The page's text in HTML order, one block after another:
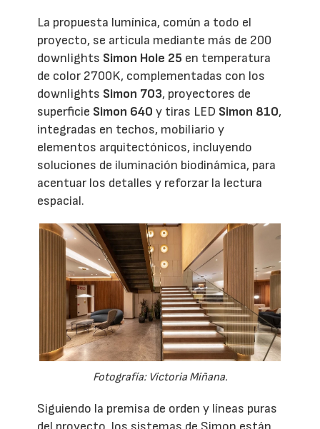
La propuesta lumínica, común a todo el
proyecto, se articula mediante más de 200
downlights Simon Hole 25 en temperatura
de color 2700K, complementadas con los
downlights Simon 703, proyectores de
superficie Simon 640 y tiras LED Simon 810,
integradas en techos, mobiliario y
elementos arquitectónicos, incluyendo
soluciones de iluminación biodinámica, para
acentuar los detalles y reforzar la lectura
espacial.
Fotografía: Victoria Miñana.
Siguiendo la premisa de orden y líneas puras